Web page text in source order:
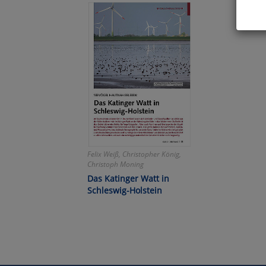
Felix Weiß, Christopher König,
Christoph Moning
Das Katinger Watt in
Schleswig-Holstein